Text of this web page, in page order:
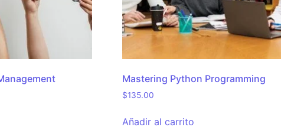
Mastering Python Programming
$135.00
Añadir al carrito